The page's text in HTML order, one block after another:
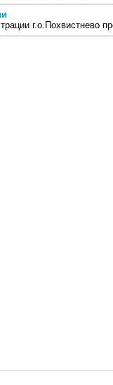
г.о.Похвистнево